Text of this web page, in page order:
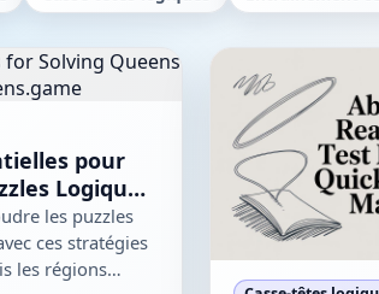
pour
Logiques
les puzzles
ces stratégies
les régions